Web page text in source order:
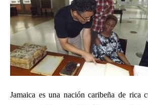
Jamaica es una nación caribeña de rica